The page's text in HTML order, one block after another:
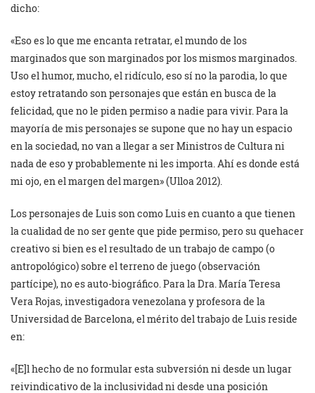
dicho:
«Eso es lo que me encanta retratar, el mundo de los
marginados que son marginados por los mismos marginados.
Uso el humor, mucho, el ridículo, eso sí no la parodia, lo que
estoy retratando son personajes que están en busca de la
felicidad, que no le piden permiso a nadie para vivir. Para la
mayoría de mis personajes se supone que no hay un espacio
en la sociedad, no van a llegar a ser Ministros de Cultura ni
nada de eso y probablemente ni les importa. Ahí es donde está
mi ojo, en el margen del margen» (Ulloa 2012).
Los personajes de Luis son como Luis en cuanto a que tienen
la cualidad de no ser gente que pide permiso, pero su quehacer
creativo si bien es el resultado de un trabajo de campo (o
antropológico) sobre el terreno de juego (observación
partícipe), no es auto-biográfico. Para la Dra. María Teresa
Vera Rojas, investigadora venezolana y profesora de la
Universidad de Barcelona, el mérito del trabajo de Luis reside
en:
«[E]l hecho de no formular esta subversión ni desde un lugar
reivindicativo de la inclusividad ni desde una posición